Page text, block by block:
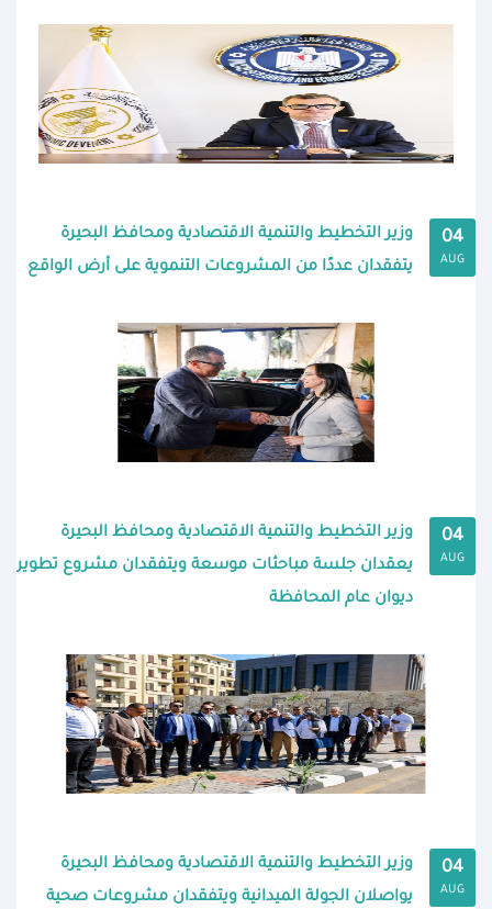
04
AUG
وزير التخطيط والتنمية الاقتصادية ومحافظ البحيرة
يتفقدان عددًا من المشروعات التنموية على أرض الواقع
04
AUG
وزير التخطيط والتنمية الاقتصادية ومحافظ البحيرة
يعقدان جلسة مباحثات موسعة ويتفقدان مشروع تطوير
ديوان عام المحافظة
04
AUG
وزير التخطيط والتنمية الاقتصادية ومحافظ البحيرة
يواصلان الجولة الميدانية ويتفقدان مشروعات صحية